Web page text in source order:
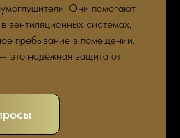
Они помогают
вентиляционных системах,
пребывание в помещении.
это надёжная защита от